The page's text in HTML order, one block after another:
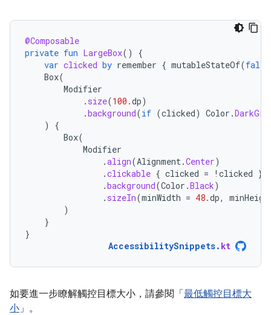
@Composable
private fun LargeBox()
{
var clicked by remember { mutableStateOf(false
Box(
Modifier
. size(100.dp)
.background(if (clicked) Color .
)
{
Box(
Modifier
.align(Alignment .Center)
.clickable { clicked = ! clicked }
.background(Color .Black)
. sizeIn(minWidth = 48.dp,
)
}
}
AccessibilitySnippets. kt
如要進一步瞭解觸控目標大小，請參閱「最低觸控目標大
小 」。